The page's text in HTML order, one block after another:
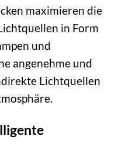
maximieren die
in Form
und
angenehme und
Lichtquellen